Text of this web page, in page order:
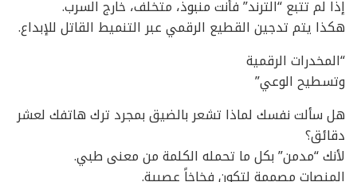
إذا لم تتبع “الترند” فأنت منبوذ، متخلف، خارج السرب.
هكذا يتم تدجين القطيع الرقمي عبر التنميط القاتل للإبداع.
“المخدرات الرقمية
وتسطيح الوعي”
هل سألت نفسك لماذا تشعر بالضيق بمجرد ترك هاتفك لعشر
دقائق؟
لأنك “مدمن” بكل ما تحمله الكلمة من معنى طبي.
المنصات مصممة لتكون فخاخاً عصبية.